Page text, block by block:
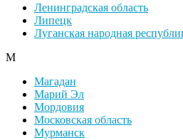
Ленинградская область
Липецк
Луганская народная
М
Магадан
Марий Эл
Мордовия
Московская область
Мурманск